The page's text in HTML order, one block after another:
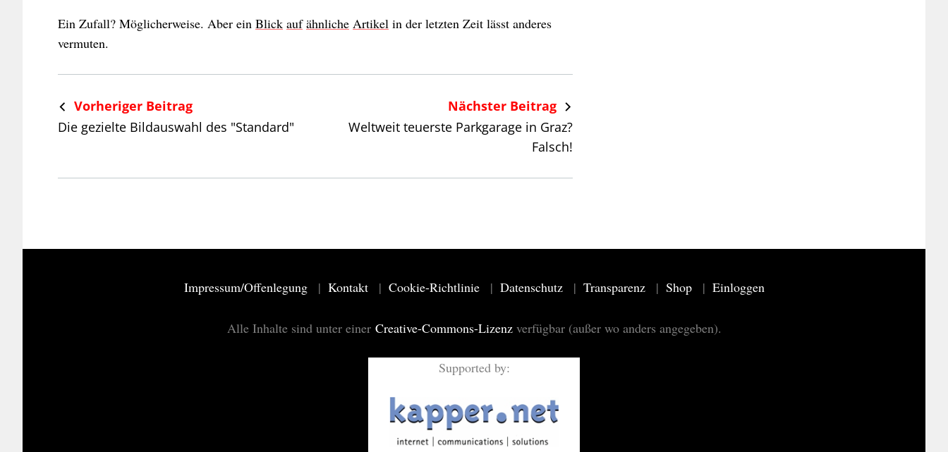
Ein Zufall? Möglicherweise. Aber ein Blick auf ähnliche Artikel in der letzten Zeit lässt anderes
vermuten.
Vorheriger Beitrag
Die gezielte Bildauswahl des "Standard"
Nächster Beitrag
Weltweit teuerste Parkgarage in Graz?
Falsch!
Impressum/Offenlegung Kontakt Cookie-Richtlinie Datenschutz Transparenz Shop Einloggen
Alle Inhalte sind unter einer Creative-Commons-Lizenzverfügbar (außer wo anders angegeben).
Supported by: